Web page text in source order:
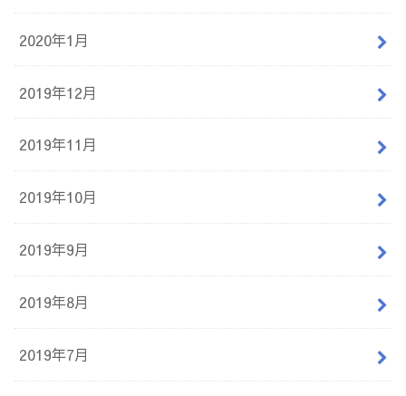
2020年1月
2019年12月
2019年11月
2019年10月
2019年9月
2019年8月
2019年7月